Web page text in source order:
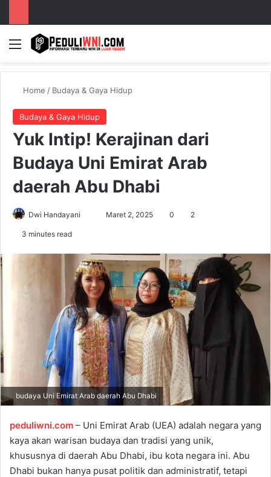
Menu
Home / Budaya & Gaya Hidup
Budaya & Gaya Hidup
Yuk Intip! Kerajinan dari
Budaya Uni Emirat Arab
daerah Abu Dhabi
Dwi Handayani
d
a
n
e
m
a
i
l
Maret 2, 2025 0 2
3 minutes read
budaya Uni Emirat Arab daerah Abu Dhabi
peduliwni.com – Uni Emirat Arab (UEA) adalah negara yang
kaya akan warisan budaya dan tradisi yang unik,
khususnya di daerah Abu Dhabi, ibu kota negara ini. Abu
Dhabi bukan hanya pusat politik dan administratif, tetapi